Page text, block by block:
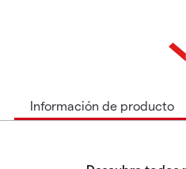
Información de producto